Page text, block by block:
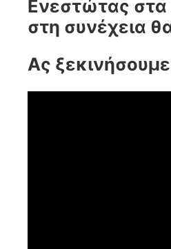
Ενεστώτας στα
στη συνέχεια
Ας